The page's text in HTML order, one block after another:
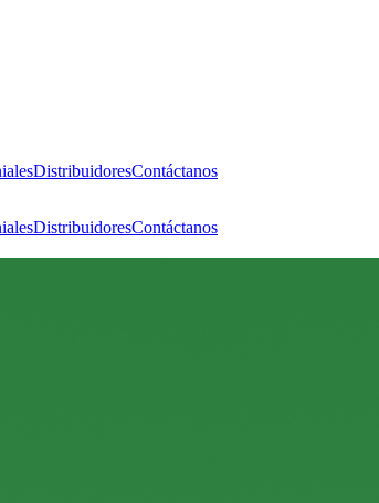
DistribuidoresContáctanos
DistribuidoresContáctanos